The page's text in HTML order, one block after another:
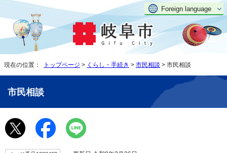
Foreign language
現在の位置： トップページ > くらし・手続き > 市民相談 > 市民相談
市民相談